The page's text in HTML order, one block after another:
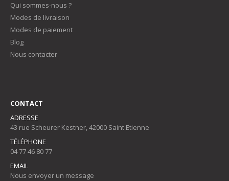
Qui sommes-nous ?
Modes de livraison
Modes de paiement
Blog
Nous contacter
CONTACT
ADRESSE
43 rue Scheurer Kestner, 42000 Saint Etienne
TÉLÉPHONE
04 77 46 80 77
EMAIL
Nous envoyer un message